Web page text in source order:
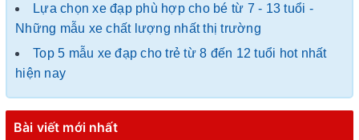
Lựa chọn xe đạp phù hợp cho bé từ 7 - 13 tuổi -
Những mẫu xe chất lượng nhất thị trường
Top 5 mẫu xe đạp cho trẻ từ 8 đến 12 tuổi hot nhất
hiện nay
Bài viết mới nhất